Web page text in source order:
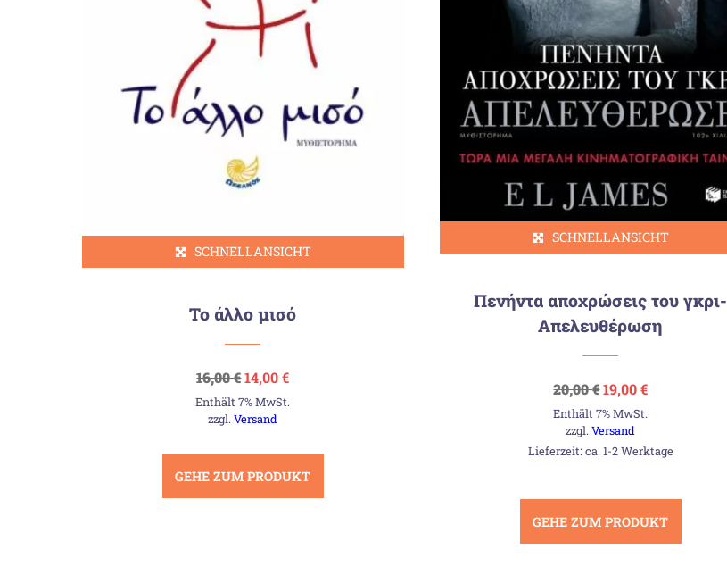
SCHNELLANSICHT
Το άλλο μισό
16,00€Ursprünglicher
Preis
war:
16,00 €
14,00€Aktueller
ist:
Enthält 7% MwSt.
zzgl.Versand
GEHE ZUM PRODUKT
SCHNELLANSICHT
Πενήντα αποχρώσεις του γκρι-
Απελευθέρωση
20,00€Ursprünglicher
Preis
war:
20,00 €
19,00€Aktueller
ist:
Enthält 7% MwSt.
zzgl.Versand
Lieferzeit: ca. 1-2 Werktage
GEHE ZUM PRODUKT